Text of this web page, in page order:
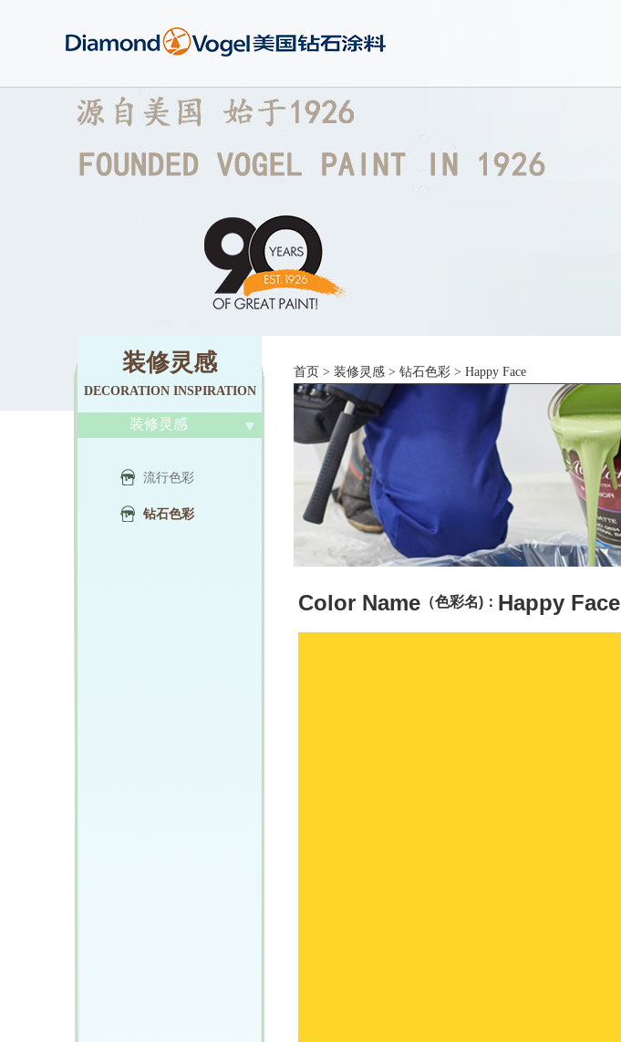
装修灵感
DECORATION INSPIRATION
装修灵感
流行色彩
钻石色彩
首页 > 装修灵感 > 钻石色彩 > Happy Face
Color Name （色彩名)： Happy Face